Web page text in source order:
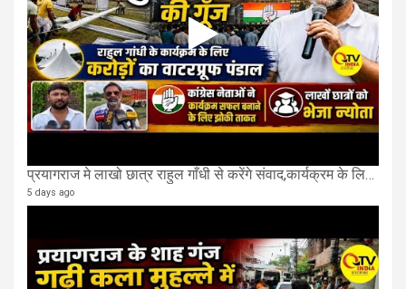
प्रयागराज मे लाखो छात्र राहुल गाँधी से करेंगे संवाद,कार्यक्रम के लिए बन रहा करोड़ो का पंडाल
5 days ago